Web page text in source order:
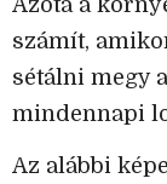
Azóta a
számít,
sétálni megy
mindennapi
Az alábbi